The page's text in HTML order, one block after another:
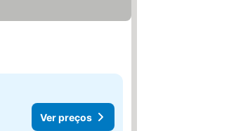
Ver preços